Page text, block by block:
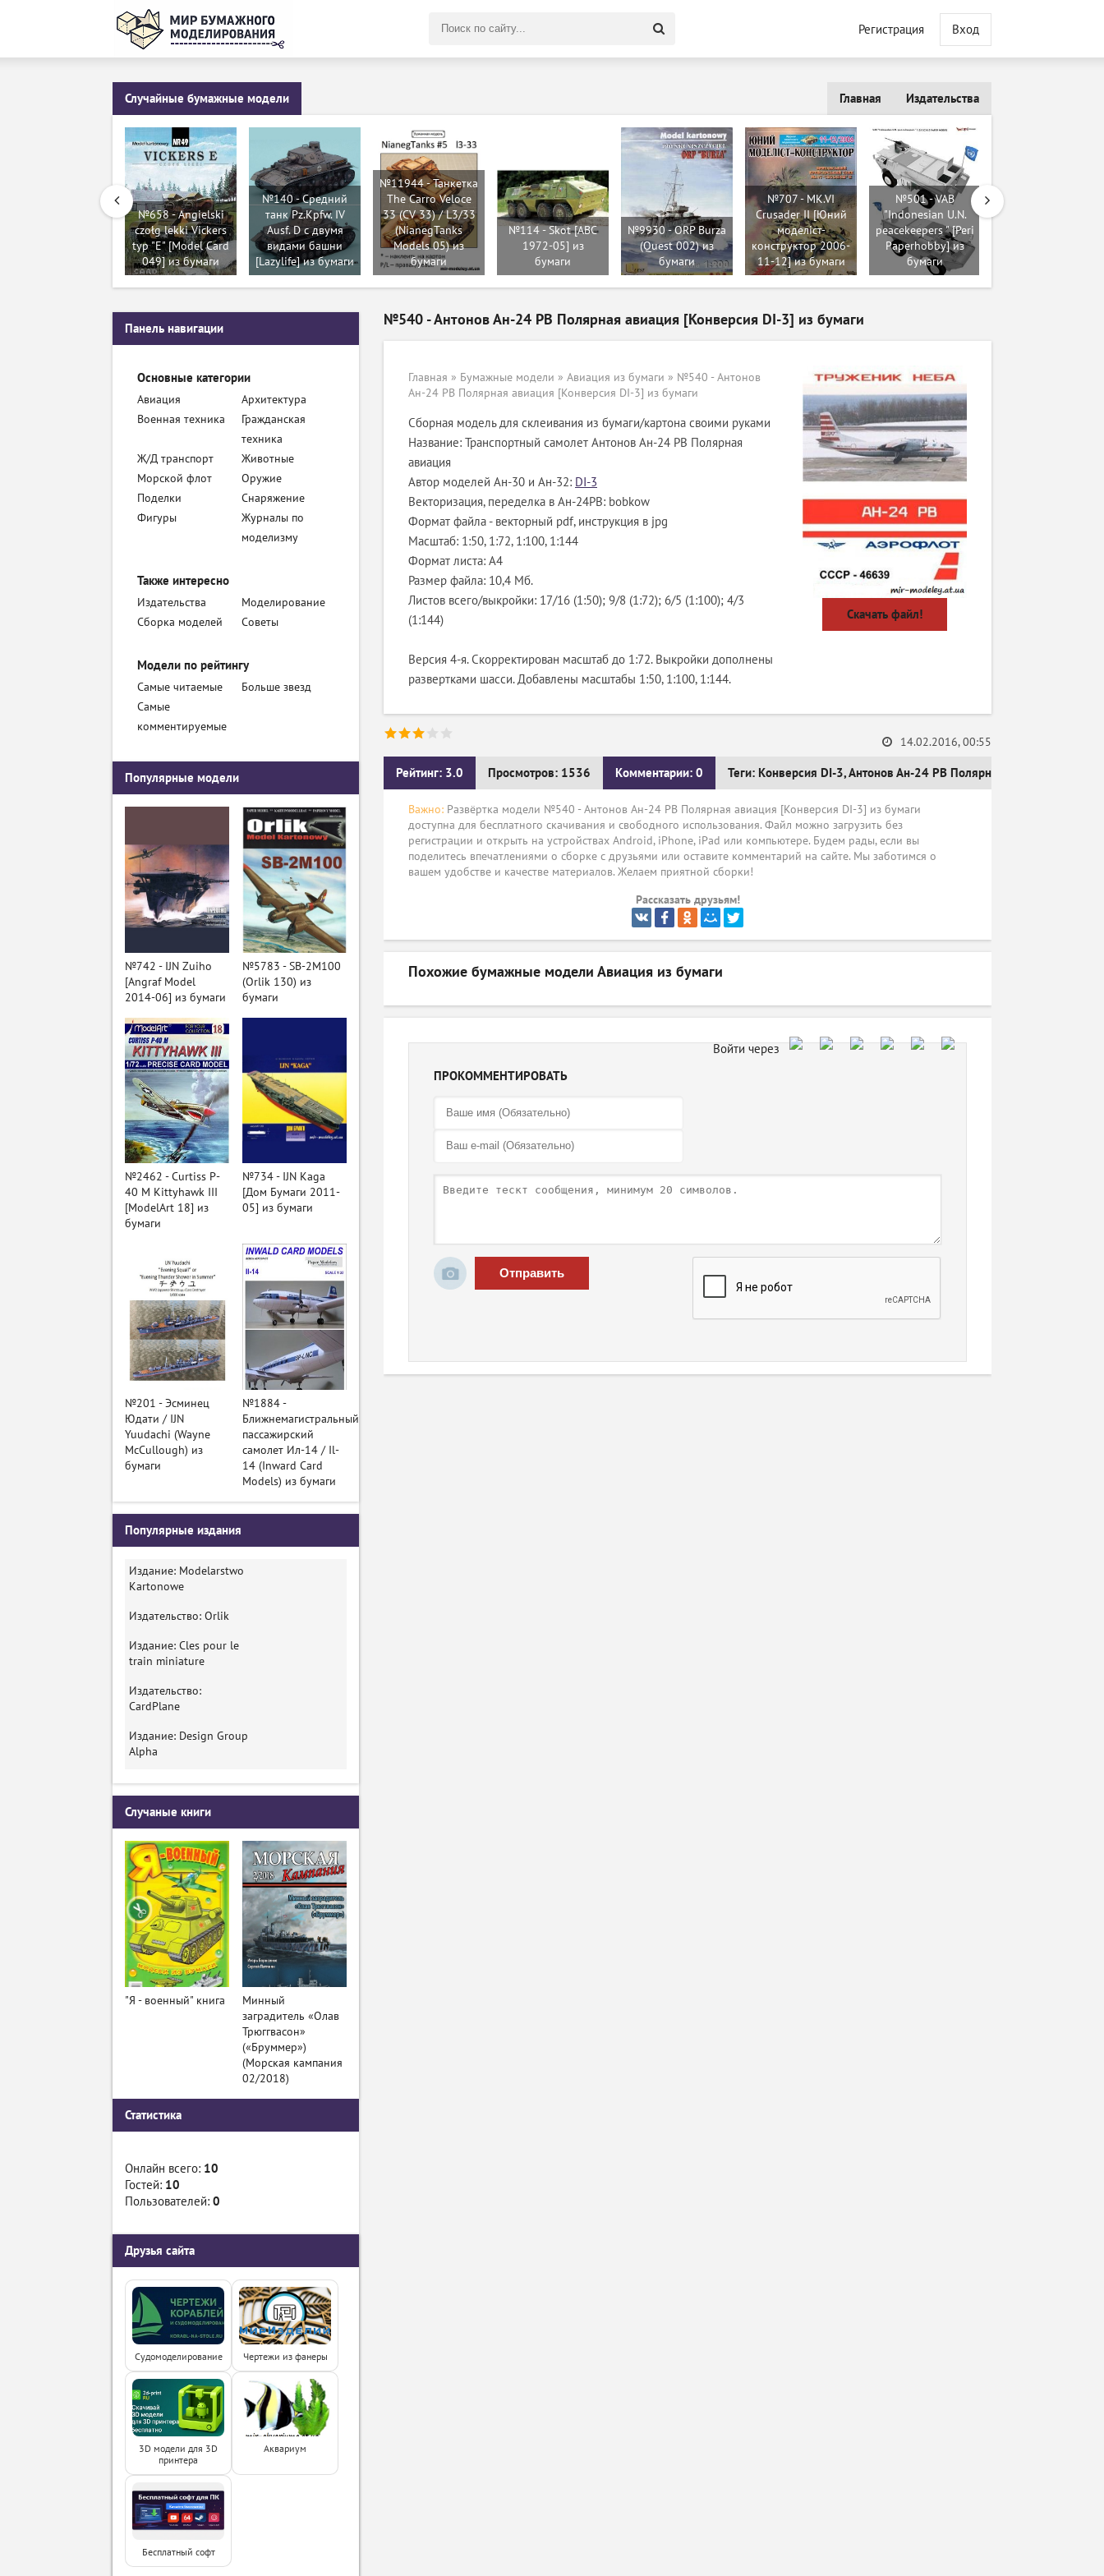
Регистрация Вход
Случайные бумажные модели Издательства
Главная
№658 - Angielski
czołg lekki Vickers
typ "E" [Model Card
049] из бумаги
№140 - Средний
танк Pz.Kpfw. IV
Ausf. D с двумя
видами башни
[Lazylife] из бумаги
№11944 - Танкетка
The Carro Veloce
33 (CV 33) / L3/33
(NianegTanks
Models 05) из
бумаги
№114 - Skot [ABC
1972-05] из
бумаги
№9930 - ORP Burza
(Quest 002) из
бумаги
№707 - MK.VI
Crusader II [Юний
моделіст-
конструктор 2006-
11-12] из бумаги
№501 - VAB
"Indonesian U.N.
peacekeepers " [Peri
Paperhobby] из
бумаги
№540 - Антонов Ан-24 РВ Полярная авиация [Конверсия DI-3] из бумаги
Главная » Бумажные модели » Авиация из бумаги » №540 - Антонов
Ан-24 РВ Полярная авиация [Конверсия DI-3] из бумаги
Сборная модель для склеивания из бумаги/картона своими руками
Название: Транспортный самолет Антонов Ан-24 РВ Полярная
авиация
Автор моделей Ан-30 и Ан-32: DI-3
Векторизация, переделка в Ан-24РВ: bobkow
Формат файла - векторный pdf, инструкция в jpg
Масштаб: 1:50, 1:72, 1:100, 1:144
Формат листа: А4
Размер файла: 10,4 Мб.
Листов всего/выкройки: 17/16 (1:50); 9/8 (1:72); 6/5 (1:100); 4/3
(1:144)
Версия 4-я. Скорректирован масштаб до 1:72. Выкройки дополнены
развертками шасси. Добавлены масштабы 1:50, 1:100, 1:144.
Скачать файл!
Рейтинг: 3.0 Просмотров: 1536 Комментарии: 0 Теги: Конверсия DI-3,Антонов Ан-24 РВ Полярная авиация
14.02.2016, 00:55
Важно: Развёртка модели №540 - Антонов Ан-24 РВ Полярная авиация [Конверсия DI-3] из бумаги
доступна для бесплатного скачивания и свободного использования. Файл можно загрузить без
регистрации и открыть на устройствах Android, iPhone, iPad или компьютере. Будем рады, если вы
поделитесь впечатлениями о сборке с друзьями или оставите комментарий на сайте. Мы заботимся о
вашем удобстве и качестве материалов. Желаем приятной сборки!
Рассказать друзьям!
Похожие бумажные модели Авиация из бумаги
ПРОКОММЕНТИРОВАТЬ
Отправить
Панель навигации
Основные категории
Авиация
Архитектура
Военная техника
Гражданская
техника
Ж/Д транспорт
Животные
Морской флот
Оружие
Поделки
Снаряжение
Фигуры
Журналы по
моделизму
Также интересно
Издательства
Моделирование
Сборка моделей
Советы
Модели по рейтингу
Самые читаемые
Больше звезд
Самые
комментируемые
Популярные модели
№742 - IJN Zuiho
[Angraf Model
2014-06] из бумаги
№5783 - SB-2M100
(Orlik 130) из
бумаги
№2462 - Curtiss P-
40 M Kittyhawk III
[ModelArt 18] из
бумаги
№734 - IJN Kaga
[Дом Бумаги 2011-
05] из бумаги
№201 - Эсминец
Юдати / IJN
Yuudachi (Wayne
McCullough) из
бумаги
№1884 -
Ближнемагистральный
пассажирский
самолет Ил-14 / Il-
14 (Inward Card
Models) из бумаги
Популярные издания
Издание: Modelarstwo
Kartonowe
Издательство: Orlik
Издание: Cles pour le
train miniature
Издательство:
CardPlane
Издание: Design Group
Alpha
Случаные книги
"Я - военный" книга
Минный
заградитель «Олав
Трюггвасон»
(«Бруммер»)
(Морская кампания
02/2018)
Статистика
Онлайн всего: 10
Гостей: 10
Пользователей: 0
Друзья сайта
Судомоделирование Чертежи из фанеры
3D модели для 3D
принтера
Аквариум
Бесплатный софт